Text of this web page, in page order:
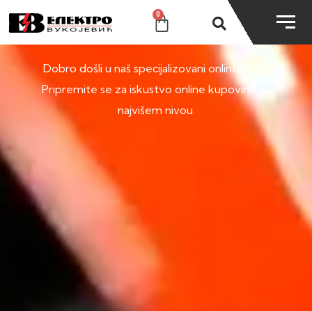
0
SHOP
Dobro došli u naš specijalizovani online shop.
Pripremite se za iskustvo online kupovine na
najvišem nivou.